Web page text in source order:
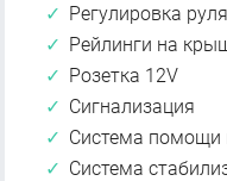
Регулировка
Рейлинги на
Розетка 12V
Сигнализация
Система помощи
Система